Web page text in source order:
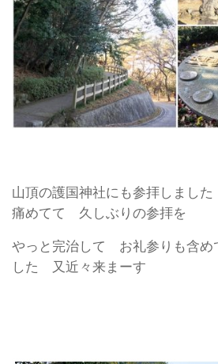
山頂の護国神社にも参拝しまし
痛めてて 久しぶりの参拝を
やっと完治して お礼参りも含
した 又近々来まーす